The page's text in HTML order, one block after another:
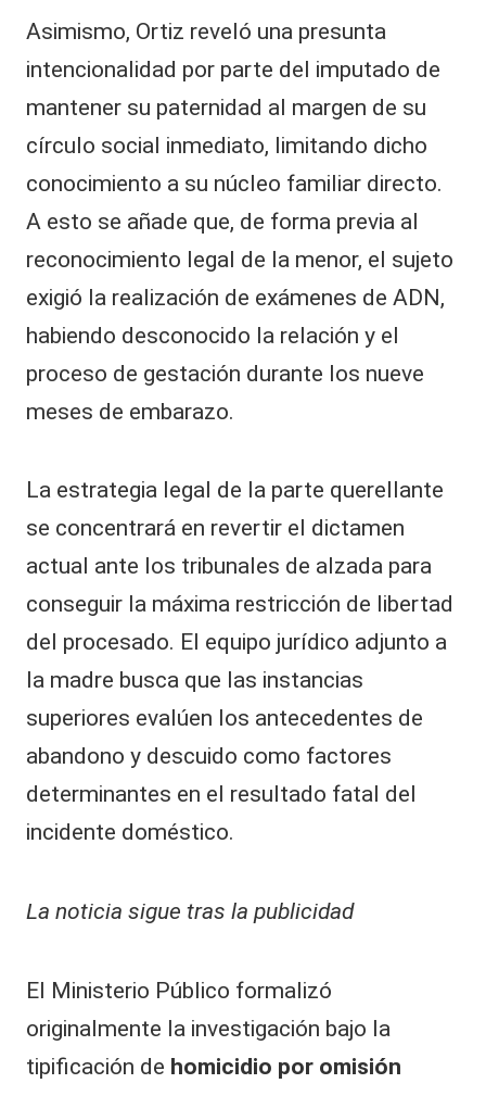
Asimismo, Ortiz reveló una presunta
intencionalidad por parte del imputado de
mantener su paternidad al margen de su
círculo social inmediato, limitando dicho
conocimiento a su núcleo familiar directo.
A esto se añade que, de forma previa al
reconocimiento legal de la menor, el sujeto
exigió la realización de exámenes de ADN,
habiendo desconocido la relación y el
proceso de gestación durante los nueve
meses de embarazo.
La estrategia legal de la parte querellante
se concentrará en revertir el dictamen
actual ante los tribunales de alzada para
conseguir la máxima restricción de libertad
del procesado. El equipo jurídico adjunto a
la madre busca que las instancias
superiores evalúen los antecedentes de
abandono y descuido como factores
determinantes en el resultado fatal del
incidente doméstico.
La noticia sigue tras la publicidad
El Ministerio Público formalizó
originalmente la investigación bajo la
tipificación de homicidio por omisión